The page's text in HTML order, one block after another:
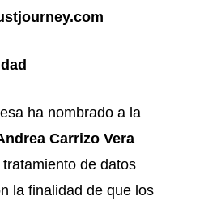
ha nombrado a la
Carrizo Vera
de datos
la finalidad de que los